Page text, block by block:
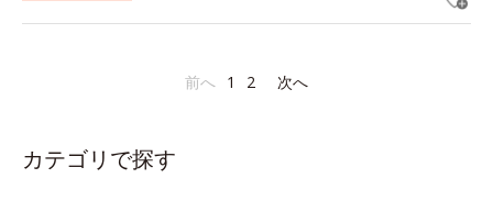
前へ 1 2 次へ
カテゴリで探す